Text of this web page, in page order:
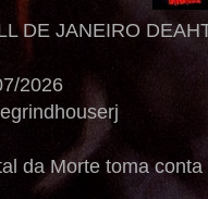
DE JANEIRO
2026
da Morte toma